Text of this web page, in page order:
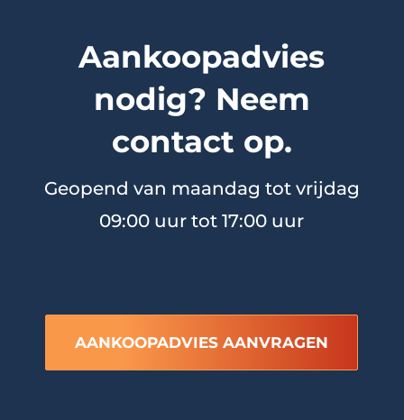
Aankoopadvies
nodig? Neem
contact op.
Geopend van maandag tot vrijdag
09:00 uur tot 17:00 uur
AANKOOPADVIES AANVRAGEN